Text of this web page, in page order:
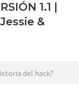
1.1 |
&
del hack?